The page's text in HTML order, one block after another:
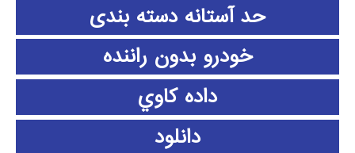
حد آستانه دسته بندی
خودرو بدون راننده
داده كاوي
دانلود